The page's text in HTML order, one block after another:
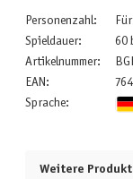
Personenzahl:
Spieldauer:
60
Artikelnummer:
EAN:
Sprache:
Weitere